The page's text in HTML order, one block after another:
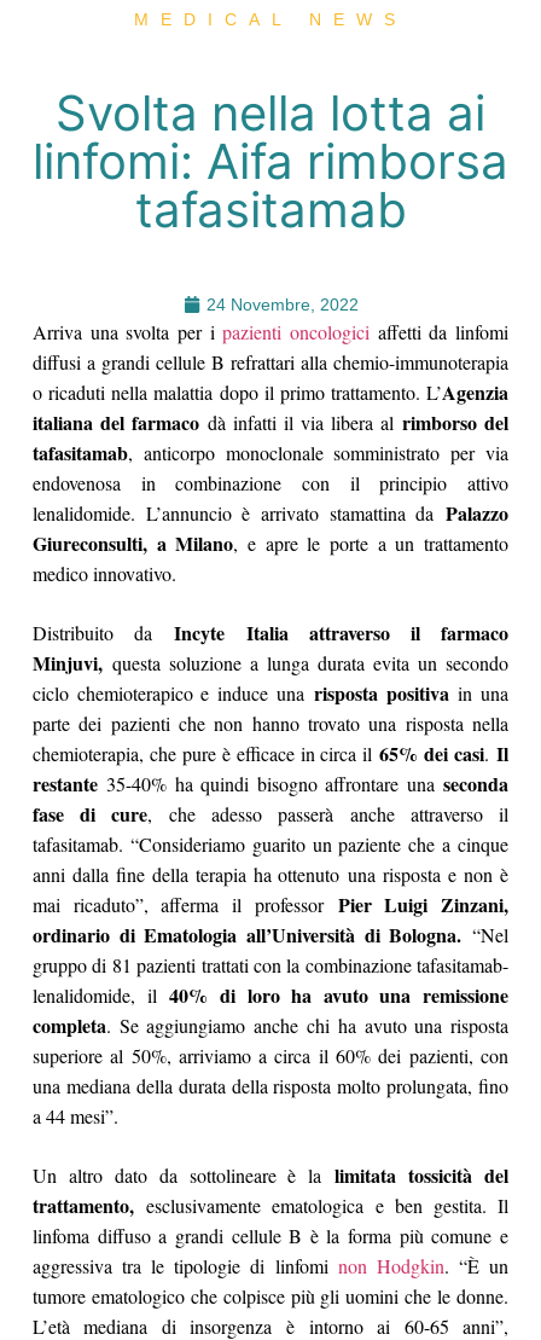
MEDICAL NEWS
Svolta nella lotta ai
linfomi: Aifa rimborsa
tafasitamab
24 Novembre, 2022
Arriva una svolta per ipazienti oncologici affetti da linfomi
diffusi a grandi cellule B refrattari alla chemio-immunoterapia
o ricaduti nella malattia dopo il primo trattamento. L’Agenzia
italiana del farmacodà infatti il via libera alrimborso del
tafasitamab, anticorpo monoclonale somministrato per via
endovenosa in combinazione con il principio attivo
lenalidomide. L’annuncio è arrivato stamattina daPalazzo
Giureconsulti, a Milano, e apre le porte a un trattamento
medico innovativo.
Distribuito daIncyte Italia attraverso il farmaco
Minjuvi,questa soluzione a lunga durata evita un secondo
ciclo chemioterapico e induce una risposta positiva in una
parte dei pazienti che non hanno trovato una risposta nella
chemioterapia, che pure è efficace in circa il65% dei casi.Il
restante35-40% ha quindi bisogno affrontare unaseconda
fase di cure, che adesso passerà anche attraverso il
tafasitamab. “Consideriamo guarito un paziente che a cinque
anni dalla fine della terapia ha ottenuto una risposta e non è
mai ricaduto”, afferma il professor Pier Luigi Zinzani,
ordinario di Ematologia all’Università di Bologna. “Nel
gruppo di 81 pazienti trattati con la combinazione tafasitamab-
lenalidomide, il40% di loro ha avuto una remissione
completa. Se aggiungiamo anche chi ha avuto una risposta
superiore al 50%, arriviamo a circa il 60% dei pazienti, con
una mediana della durata della risposta molto prolungata, fino
a 44 mesi”.
Un altro dato da sottolineare è lalimitata tossicità del
trattamento,esclusivamente ematologica e ben gestita. Il
linfoma diffuso a grandi cellule B è la forma più comune e
aggressiva tra le tipologie di linfomi non Hodgkin. “È un
tumore ematologico che colpisce più gli uomini che le donne.
L’età mediana di insorgenza è intorno ai 60-65 anni”,